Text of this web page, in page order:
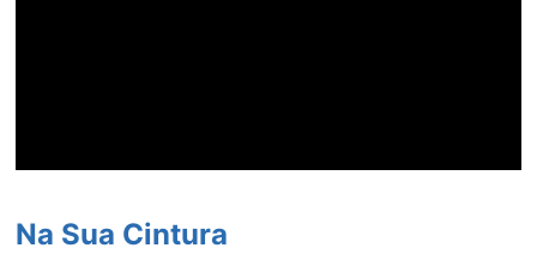
Na Sua Cintura